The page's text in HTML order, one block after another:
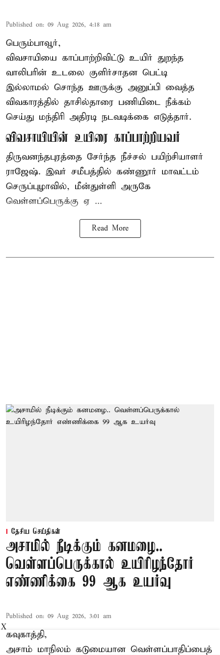
Published on: 09 Aug 2026, 4:18 am
பெரும்பாவூர்,
விவசாயியை காப்பாற்றிவிட்டு உயிர் துறந்த
வாலிபரின் உடலை குளிர்சாதன பெட்டி
இல்லாமல் சொந்த ஊருக்கு அனுப்பி வைத்த
விவகாரத்தில் தாசில்தாரை பணியிடை நீக்கம்
செய்து மந்திரி அதிரடி நடவடிக்கை எடுத்தார்.
விவசாயியின் உயிரை காப்பாற்றியவர்
திருவனந்தபுரத்தை சேர்ந்த நீச்சல் பயிற்சியாளர்
ராஜேஷ். இவர் சமீபத்தில் கண்ணூர் மாவட்டம்
செருப்புழாவில், மீன்துள்ளி அருகே
வெள்ளப்பெருக்கு ஏ ...
Read More
தேசிய செய்திகள்
அசாமில் நீடிக்கும் கனமழை..
வெள்ளப்பெருக்கால் உயிரிழந்தோர்
எண்ணிக்கை 99 ஆக உயர்வு
Published on: 09 Aug 2026, 3:01 am
கவுகாத்தி,
அசாம் மாநிலம் கடுமையான வெள்ளப்பாதிப்பைத்
X